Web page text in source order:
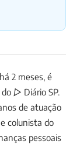
2 meses, é
▷ Diário SP.
de atuação
colunista do
pessoais